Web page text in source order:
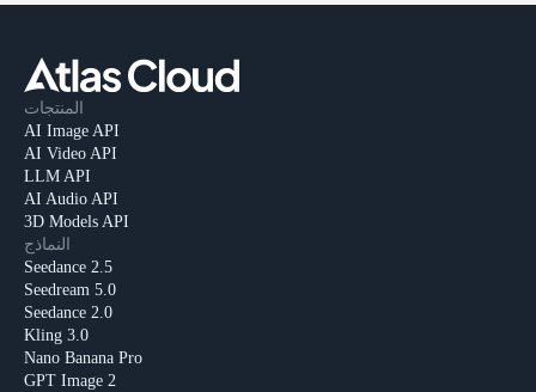
المنتجات
AI Image API
AI Video API
LLM API
AI Audio API
3D Models API
النماذج
Seedance 2.5
Seedream 5.0
Seedance 2.0
Kling 3.0
Nano Banana Pro
GPT Image 2